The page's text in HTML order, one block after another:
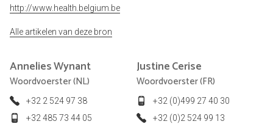
http://www.health.belgium.be
Alle artikelen van deze bron
AnneliesWynant
Woordvoerster (NL)
+32 2 524 97 38
+32 485 73 44 05
JustineCerise
Woordvoerster (FR)
+32 (0)499 27 40 30
+32 (0)2 524 99 13